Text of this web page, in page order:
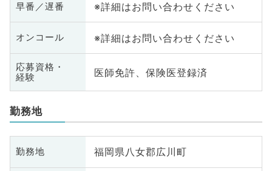
早番／遅番 ※詳細はお問い合わせください
オンコール ※詳細はお問い合わせください
応募資格・
経験
医師免許、保険医登録済
勤務地
勤務地 福岡県八女郡広川町